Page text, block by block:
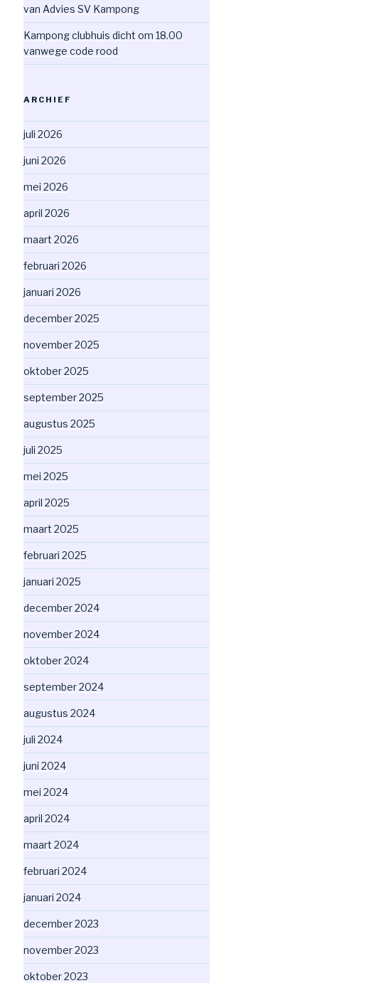
van Advies SV Kampong
Kampong clubhuis dicht om 18.00
vanwege code rood
ARCHIEF
juli 2026
juni 2026
mei 2026
april 2026
maart 2026
februari 2026
januari 2026
december 2025
november 2025
oktober 2025
september 2025
augustus 2025
juli 2025
mei 2025
april 2025
maart 2025
februari 2025
januari 2025
december 2024
november 2024
oktober 2024
september 2024
augustus 2024
juli 2024
juni 2024
mei 2024
april 2024
maart 2024
februari 2024
januari 2024
december 2023
november 2023
oktober 2023